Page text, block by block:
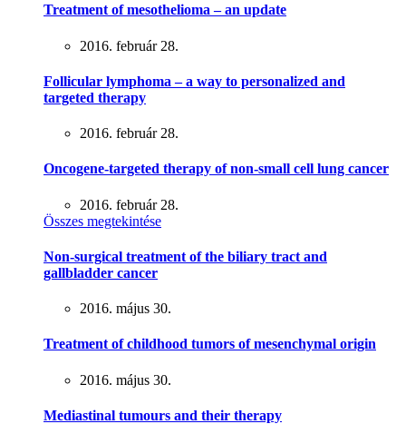
Treatment of mesothelioma – an update
2016. február 28.
Follicular lymphoma – a way to personalized and
targeted therapy
2016. február 28.
Oncogene-targeted therapy of non-small cell lung cancer
2016. február 28.
Összes megtekintése
Non-surgical treatment of the biliary tract and
gallbladder cancer
2016. május 30.
Treatment of childhood tumors of mesenchymal origin
2016. május 30.
Mediastinal tumours and their therapy